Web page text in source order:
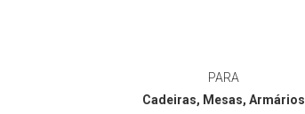
PARA
Cadeiras, Mesas, Armários